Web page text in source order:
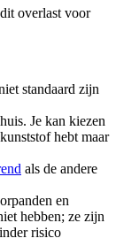
overlast voor
standaard zijn
Je kan kiezen
hebt maar
als de andere
en
hebben; ze zijn
risico